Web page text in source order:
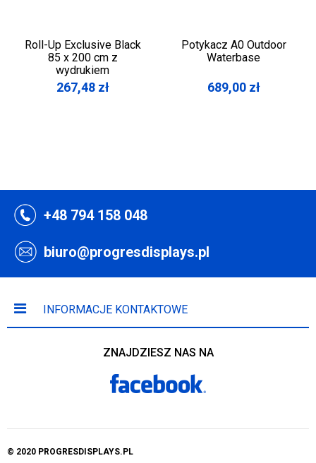
Roll-Up Exclusive Black
85 x 200 cm z
wydrukiem
267,48 zł
Potykacz A0 Outdoor
Waterbase
689,00 zł
+48 794 158 048
biuro@progresdisplays.pl
INFORMACJE KONTAKTOWE
ZNAJDZIESZ NAS NA
© 2020 PROGRESDISPLAYS.PL